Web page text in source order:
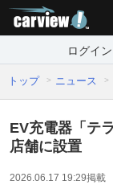
ログイン
トップ ニュース
EV充電器「テ
店舗に設置
2026.06.17 19:29掲載